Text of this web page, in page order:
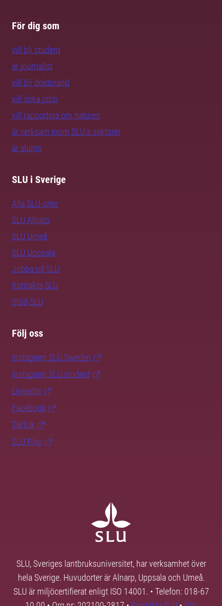
För dig som
vill bli student
är journalist
vill bli doktorand
vill söka jobb
vill rapportera om naturen
är verksam inom SLU:s sektorer
är alumn
SLU i Sverige
Alla SLU-orter
SLU Alnarp
SLU Umeå
SLU Uppsala
Jobba på SLU
Kontakta SLU
Stöd SLU
Följ oss
Instagram SLU.Sweden
Instagram SLU.student
LinkedIn
Facebook
TikTok
SLU Play
SLU, Sveriges lantbruksuniversitet, har verksamhet över
hela Sverige. Huvudorter är Alnarp, Uppsala och Umeå.
SLU är miljöcertifierat enligt ISO 14001. • Telefon: 018-67